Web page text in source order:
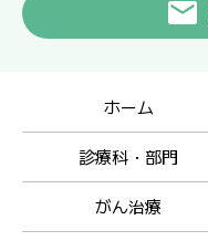
ホーム
診療科・部門
がん治療